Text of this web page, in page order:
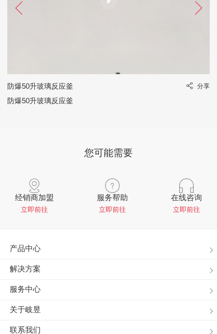
防爆50升玻璃反应釜
防爆50升玻璃反应釜
分享
您可能需要
经销商加盟
立即前往
服务帮助
立即前往
在线咨询
立即前往
产品中心
解决方案
服务中心
关于岐昱
联系我们